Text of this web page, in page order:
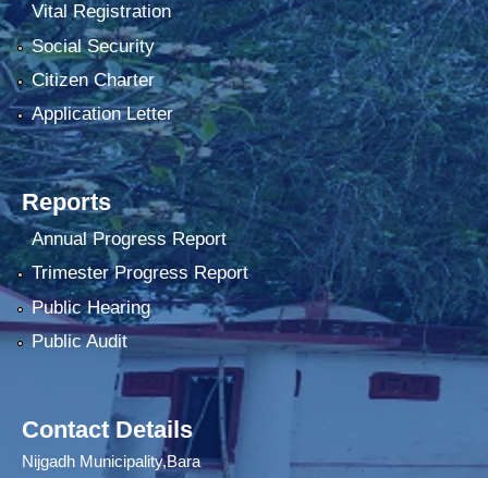
Vital Registration
Social Security
Citizen Charter
Application Letter
Reports
Annual Progress Report
Trimester Progress Report
Public Hearing
Public Audit
Contact Details
Nijgadh Municipality,Bara